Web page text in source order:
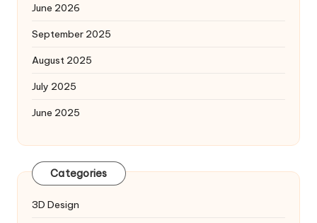
June 2026
September 2025
August 2025
July 2025
June 2025
Categories
3D Design